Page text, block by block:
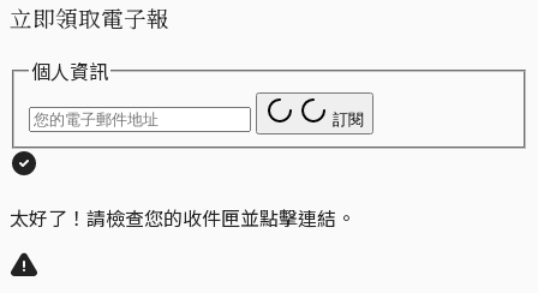
立即領取電子報
個人資訊
訂閱
太好了！請檢查您的收件匣並點擊連結。